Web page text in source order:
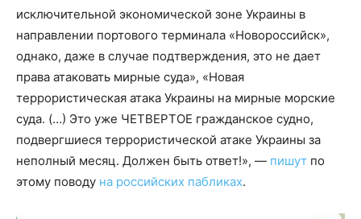
исключительной экономической зоне Украины в
направлении портового терминала «Новороссийск»,
однако, даже в случае подтверждения, это не дает
права атаковать мирные суда», «Новая
террористическая атака Украины на мирные морские
суда. (…) Это уже ЧЕТВЕРТОЕ гражданское судно,
подвергшиеся террористической атаке Украины за
неполный месяц. Должен быть ответ!», — пишут по
этому поводу на российских пабликах.